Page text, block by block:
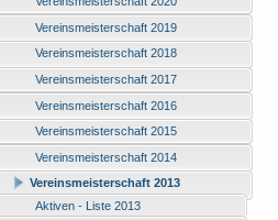
Vereinsmeisterschaft 2019
Vereinsmeisterschaft 2018
Vereinsmeisterschaft 2017
Vereinsmeisterschaft 2016
Vereinsmeisterschaft 2015
Vereinsmeisterschaft 2014
Vereinsmeisterschaft 2013
Aktiven - Liste 2013